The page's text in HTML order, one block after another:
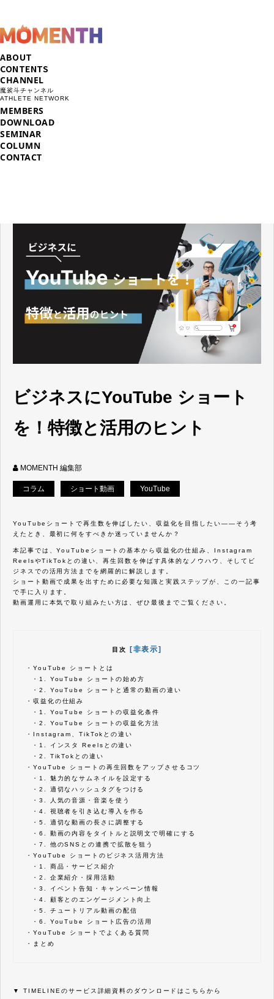
ABOUT
CONTENTS
CHANNEL
魔裟斗チャンネル
ATHLETE NETWORK
MEMBERS
DOWNLOAD
SEMINAR
COLUMN
CONTACT
ビジネスにYouTube ショート
を！特徴と活用のヒント
MOMENTH 編集部
コラム ショート動画 YouTube
YouTubeショートで再生数を伸ばしたい、収益化を目指したい——そう考
えたとき、最初に何をすべきか迷っていませんか？
本記事では、YouTubeショートの基本から収益化の仕組み、Instagram
ReelsやTikTokとの違い、再生回数を伸ばす具体的なノウハウ、そしてビ
ジネスでの活用方法までを網羅的に解説します。
ショート動画で成果を出すために必要な知識と実践ステップが、この一記事
で手に入ります。
動画運用に本気で取り組みたい方は、ぜひ最後までご覧ください。
目次 [非表示]
・ YouTube ショートとは
・ 1. YouTube ショートの始め方
・ 2. YouTube ショートと通常の動画の違い
・ 収益化の仕組み
・ 1. YouTube ショートの収益化条件
・ 2. YouTube ショートの収益化方法
・ Instagram、TikTokとの違い
・ 1. インスタ Reelsとの違い
・ 2. TikTokとの違い
・ YouTube ショートの再生回数をアップさせるコツ
・ 1. 魅力的なサムネイルを設定する
・ 2. 適切なハッシュタグをつける
・ 3. 人気の音源・音楽を使う
・ 4. 視聴者を引き込む導入を作る
・ 5. 適切な動画の長さに調整する
・ 6. 動画の内容をタイトルと説明文で明確にする
・ 7. 他のSNSとの連携で拡散を狙う
・ YouTube ショートのビジネス活用方法
・ 1. 商品・サービス紹介
・ 2. 企業紹介・採用活動
・ 3. イベント告知・キャンペーン情報
・ 4. 顧客とのエンゲージメント向上
・ 5. チュートリアル動画の配信
・ 6. YouTube ショート広告の活用
・ YouTube ショートでよくある質問
・
まとめ
▼ TIMELINEのサービス詳細資料のダウンロードはこちらから